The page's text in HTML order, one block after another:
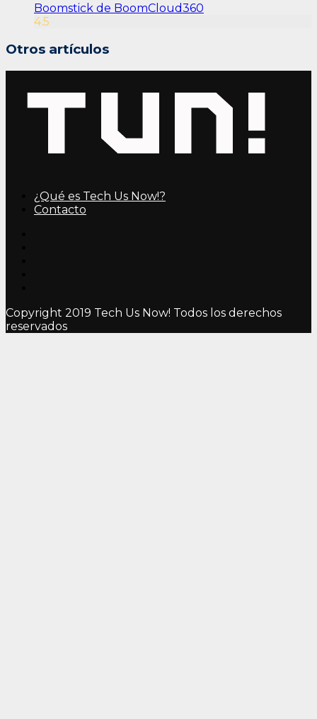
Boomstick de BoomCloud360
4.5
Otros artículos
¿Qué es Tech Us Now!?
Contacto
Copyright 2019 Tech Us Now! Todos los derechos
reservados